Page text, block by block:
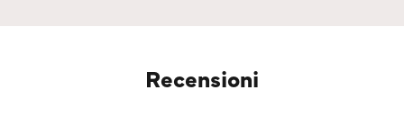
Recensioni